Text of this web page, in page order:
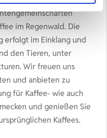
im Regenwald. Die
erfolgt im Einklang und
den Tieren, unter
Wir freuen uns
und anbieten zu
für Kaffee- wie auch
und genießen Sie
Kaffees.